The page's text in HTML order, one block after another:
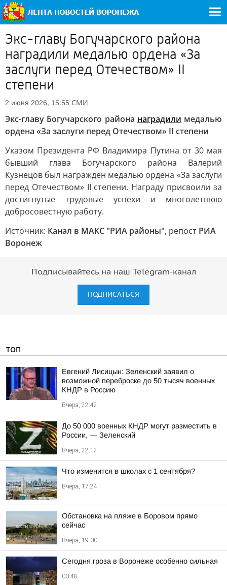
Экс-главу Богучарского района
наградили медалью ордена «За
заслуги перед Отечеством» II
степени
2 июня 2026, 15:55 СМИ
Экс-главу Богучарского района наградили медалью
ордена «За заслуги перед Отечеством» II степени
Указом Президента РФ Владимира Путина от 30 мая
бывший глава Богучарского района Валерий
Кузнецов был награжден медалью ордена «За заслуги
перед Отечеством» II степени. Награду присвоили за
достигнутые трудовые успехи и многолетнюю
добросовестную работу.
Источник: Канал в МАКС "РИА районы", репост РИА
Воронеж
Подписывайтесь на наш Telegram-канал
ПОДПИСАТЬСЯ
ТОП
Евгений Лисицын: Зеленский заявил о
возможной переброске до 50 тысяч военных
КНДР в Россию
Вчера, 22:42
До 50 000 военных КНДР могут разместить в
России, — Зеленский
Вчера, 22:12
Что изменится в школах с 1 сентября?
Вчера, 17:24
Обстановка на пляже в Боровом прямо
сейчас
Вчера, 19:00
Сегодня гроза в Воронеже особенно сильная
00:48